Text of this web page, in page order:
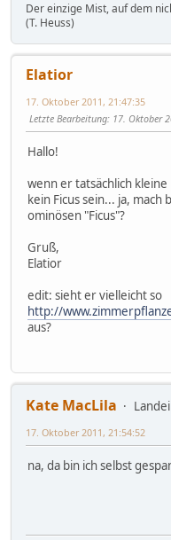
Der einzige Mist, auf dem
(T. Heuss)
Elatior
17. Oktober 2011, 21:47:35
Letzte Bearbeitung: 17. Oktober
Hallo!
wenn er tatsächlich
kein Ficus sein... ja,
ominösen "Ficus"?
Gruß,
Elatior
edit: sieht er vielleicht so
http://
aus?
Kate MacLila Landei
17. Oktober 2011, 21:54:52
na, da bin ich selbst